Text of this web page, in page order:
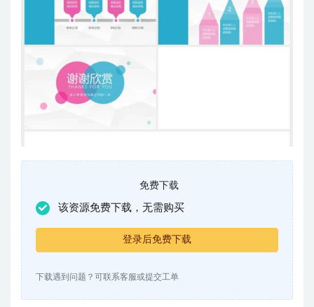
免费下载
该资源免费下载，无需购买
登录后免费下载
下载遇到问题？可联系客服或提交工单